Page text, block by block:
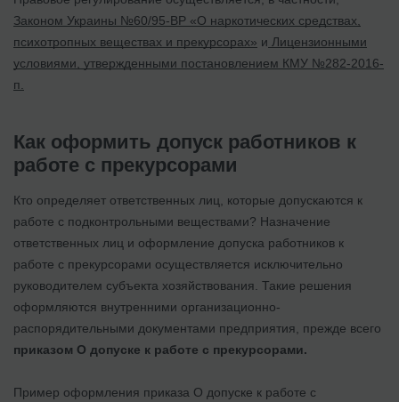
Законом Украины №60/95-ВР «О наркотических средствах,
психотропных веществах и прекурсорах» и Лицензионными
условиями, утвержденными постановлением КМУ №282-2016-
п.
Как оформить допуск работников к
работе с прекурсорами
Кто определяет ответственных лиц, которые допускаются к
работе с подконтрольными веществами? Назначение
ответственных лиц и оформление допуска работников к
работе с прекурсорами осуществляется исключительно
руководителем субъекта хозяйствования. Такие решения
оформляются внутренними организационно-
распорядительными документами предприятия, прежде всего
приказом О допуске к работе с прекурсорами.
Пример оформления приказа О допуске к работе с